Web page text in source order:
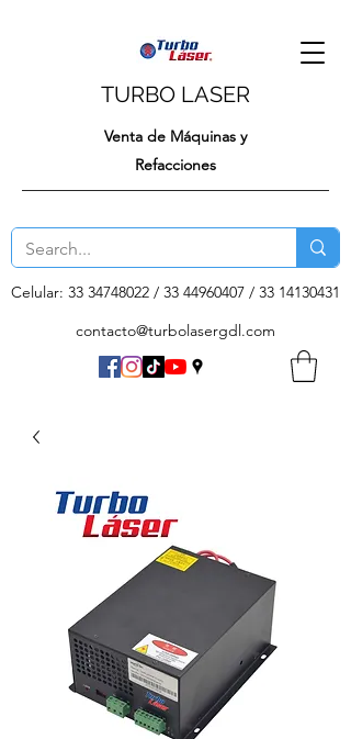
TURBO LASER
Venta de Máquinas y
Refacciones
Celular: 33 34748022 / 33 44960407 / 33 14130431
contacto@turbolasergdl.com